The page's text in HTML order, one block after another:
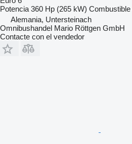
Potencia 360 Hp (265 kW) Combustible
Alemania, Untersteinach
Omnibushandel Mario Röttgen GmbH
Contacte con el vendedor